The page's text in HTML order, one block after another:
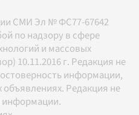
СМИ Эл № ФС77-67642
по надзору в сфере
и массовых
10.11.2016 г. Редакция не
информации,
Редакция не
информации.